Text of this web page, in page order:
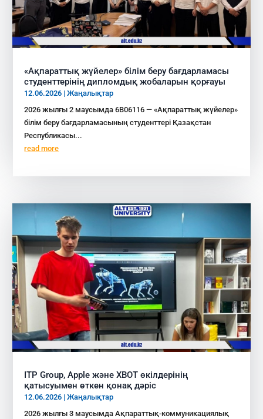
«Ақпараттық жүйелер» білім беру бағдарламасы
студенттерінің дипломдық жобаларын қорғауы
12.06.2026 |Жаңалықтар
2026 жылғы 2 маусымда 6В06116 — «Ақпараттық жүйелер»
білім беру бағдарламасының студенттері Қазақстан
Республикасы...
read more
ITP Group, Apple және XBOT өкілдерінің
қатысуымен өткен қонақ дәріс
12.06.2026 |Жаңалықтар
2026 жылғы 3 маусымда Ақпараттық-коммуникациялық